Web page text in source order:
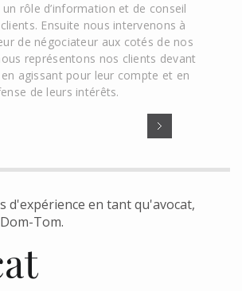
rôle d’information et de conseil
Ensuite nous intervenons à
de négociateur aux cotés de nos
représentons nos clients devant
agissant pour leur compte et en
de leurs intérêts.
d'expérience en tant qu'avocat,
Tom.